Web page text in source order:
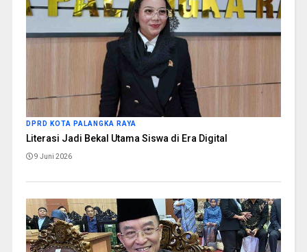
DPRD KOTA PALANGKA RAYA
Literasi Jadi Bekal Utama Siswa di Era Digital
9 Juni 2026